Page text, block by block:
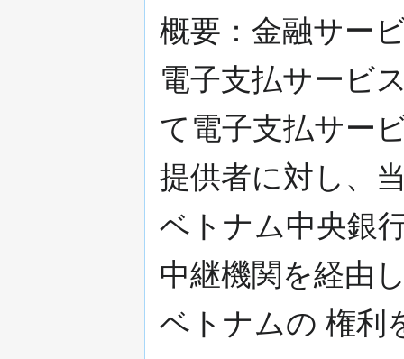
概要：金融サー
電子支払サービ
て電子支払サー
提供者に対し、
ベトナム中央銀
中継機関を経由
ベトナムの 権利